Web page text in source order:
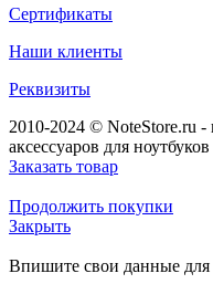
Сертификаты
Наши клиенты
Реквизиты
2010-2024 © NoteStore.ru -
аксессуаров для ноутбуков
Заказать товар
Продолжить покупки
Закрыть
Впишите свои данные для